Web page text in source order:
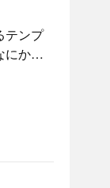
テンプ
にかご
しょ